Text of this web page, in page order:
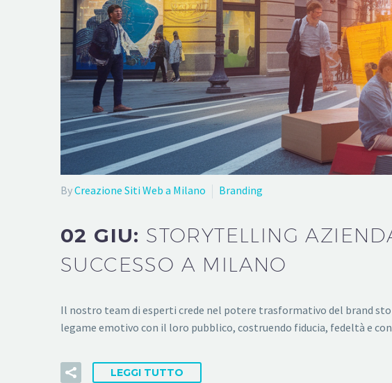
ByCreazione Siti Web a Milano Branding
02 GIU: STORYTELLING
SUCCESSO A MILANO
Il nostro team di esperti crede nel potere trasformativo del brand
legame emotivo con il loro pubblico, costruendo fiducia, fedeltà e
LEGGI TUTTO